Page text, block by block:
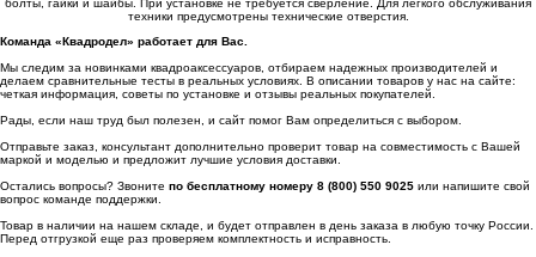
болты, гайки и шайбы. При установке не требуется сверление. Для легкого обслуживания
техники предусмотрены технические отверстия.
Команда «Квадродел» работает для Вас.
Мы следим за новинками квадроаксессуаров, отбираем надежных производителей и
делаем сравнительные тесты в реальных условиях. В описании товаров у нас на сайте:
четкая информация, советы по установке и отзывы реальных покупателей.
Рады, если наш труд был полезен, и сайт помог Вам определиться с выбором.
Отправьте заказ, консультант дополнительно проверит товар на совместимость с Вашей
маркой и моделью и предложит лучшие условия доставки.
Остались вопросы? Звоните по бесплатному номеру 8 (800) 550 9025 или напишите свой
вопрос команде поддержки.
Товар в наличии на нашем складе, и будет отправлен в день заказа в любую точку России.
Перед отгрузкой еще раз проверяем комплектность и исправность.